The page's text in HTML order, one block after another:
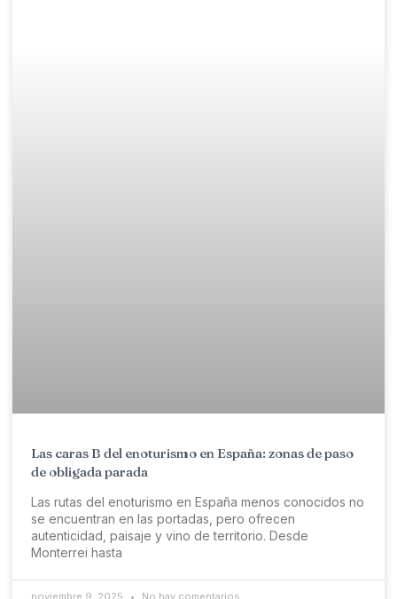
Las caras B del enoturismo en España: zonas de paso
de obligada parada
Las rutas del enoturismo en España menos conocidos no
se encuentran en las portadas, pero ofrecen
autenticidad, paisaje y vino de territorio. Desde
Monterrei hasta
noviembre 9, 2025 No hay comentarios